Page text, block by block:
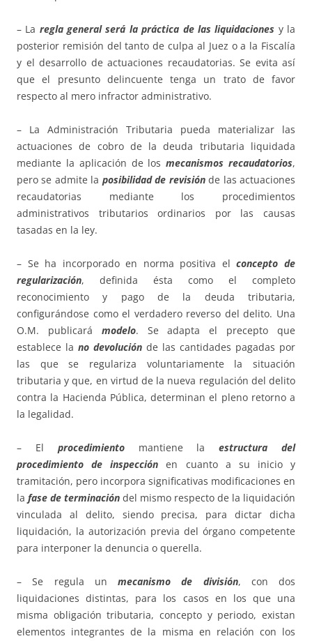
– La regla general será la práctica de las liquidaciones y la
posterior remisión del tanto de culpa al Juez o a la Fiscalía
y el desarrollo de actuaciones recaudatorias. Se evita así
que el presunto delincuente tenga un trato de favor
respecto al mero infractor administrativo.
– La Administración Tributaria pueda materializar las
actuaciones de cobro de la deuda tributaria liquidada
mediante la aplicación de losmecanismos recaudatorios,
pero se admite la posibilidad de revisión de las actuaciones
recaudatorias mediante los procedimientos
administrativos tributarios ordinarios por las causas
tasadas en la ley.
– Se ha incorporado en norma positiva elconcepto de
regularización, definida ésta como el completo
reconocimiento y pago de la deuda tributaria,
configurándose como el verdadero reverso del delito. Una
O.M. publicará modelo. Se adapta el precepto que
establece la no devolución de las cantidades pagadas por
las que se regulariza voluntariamente la situación
tributaria y que, en virtud de la nueva regulación del delito
contra la Hacienda Pública, determinan el pleno retorno a
la legalidad.
– El procedimiento mantiene laestructura del
procedimiento de inspección en cuanto a su inicio y
tramitación, pero incorpora significativas modificaciones en
la fase de terminación del mismo respecto de la liquidación
vinculada al delito, siendo precisa, para dictar dicha
liquidación, la autorización previa del órgano competente
para interponer la denuncia o querella.
– Se regula un mecanismo de división, con dos
liquidaciones distintas, para los casos en los que una
misma obligación tributaria, concepto y periodo, existan
elementos integrantes de la misma en relación con los